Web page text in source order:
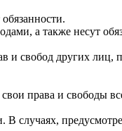
а также несут
свобод других лиц,
права и свободы